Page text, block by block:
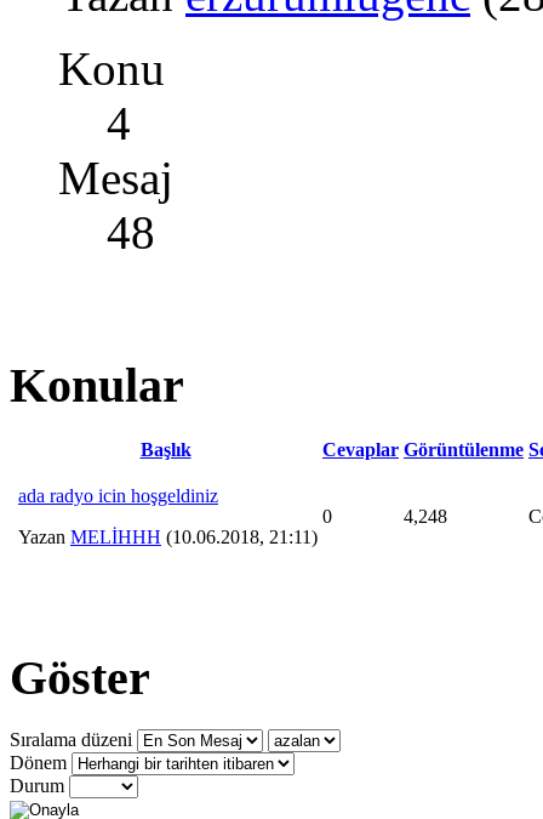
Konu
4
Mesaj
48
Konular
Başlık Cevaplar Görüntülenme
ada radyo icin hoşgeldiniz
Yazan MELİHHH (10.06.2018, 21:11)
0 4,248
Göster
Sıralama düzeni
Dönem
Durum